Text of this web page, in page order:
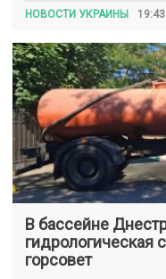
НОВОСТИ УКРАИНЫ
В бассейне
гидрологическая
горсовет